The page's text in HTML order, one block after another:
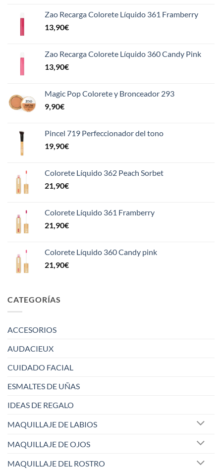
Zao Recarga Colorete Líquido 361 Framberry
13,90€
Zao Recarga Colorete Líquido 360 Candy Pink
13,90€
Magic Pop Colorete y Bronceador 293
9,90€
Pincel 719 Perfeccionador del tono
19,90€
Colorete Líquido 362 Peach Sorbet
21,90€
Colorete Líquido 361 Framberry
21,90€
Colorete Líquido 360 Candy pink
21,90€
CATEGORÍAS
ACCESORIOS
AUDACIEUX
CUIDADO FACIAL
ESMALTES DE UÑAS
IDEAS DE REGALO
MAQUILLAJE DE LABIOS
MAQUILLAJE DE OJOS
MAQUILLAJE DEL ROSTRO